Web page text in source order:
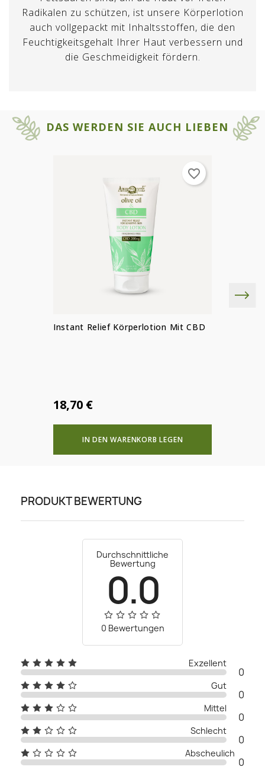
Erstellen Sie eine neue Favoritenliste
Wunschliste erstellen ×
Wunschliste erstellen
ANMELDEN ×
Sie müssen angemeldet sein, um
Produkte in Ihrer Wunschliste zu
ABBRECHEN
Radikalen zu schützen, ist unsere Körperlotion
auch vollgepackt mit Inhaltsstoffen, die den
Feuchtigkeitsgehalt Ihrer Haut verbessern und
die Geschmeidigkeit fördern.
DAS WERDEN SIE AUCH LIEBEN
Instant Relief Körperlotion Mit CBD
18,70 €
IN DEN WARENKORB LEGEN
favorite_border
PRODUKT BEWERTUNG
Durchschnittliche
Bewertung
0.0
0 Bewertungen
Exzellent
0
Gut
0
Mittel
0
Schlecht
0
Abscheulich
0